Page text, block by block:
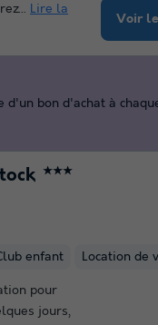
Lire la
Voir
★★★
enfant Location de
pour
jours,
bon d'achat à